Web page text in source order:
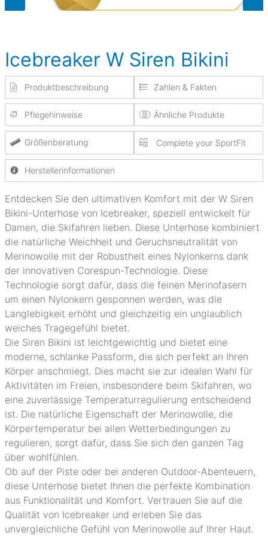
Icebreaker W Siren Bikini
Produktbeschreibung Zahlen & Fakten
Pflegehinweise Ähnliche Produkte
Größenberatung Complete your SportFit
Herstellerinformationen
Entdecken Sie den ultimativen Komfort mit der W Siren
Bikini-Unterhose von Icebreaker, speziell entwickelt für
Damen, die Skifahren lieben. Diese Unterhose kombiniert
die natürliche Weichheit und Geruchsneutralität von
Merinowolle mit der Robustheit eines Nylonkerns dank
der innovativen Corespun-Technologie. Diese
Technologie sorgt dafür, dass die feinen Merinofasern
um einen Nylonkern gesponnen werden, was die
Langlebigkeit erhöht und gleichzeitig ein unglaublich
weiches Tragegefühl bietet.
Die Siren Bikini ist leichtgewichtig und bietet eine
moderne, schlanke Passform, die sich perfekt an Ihren
Körper anschmiegt. Dies macht sie zur idealen Wahl für
Aktivitäten im Freien, insbesondere beim Skifahren, wo
eine zuverlässige Temperaturregulierung entscheidend
ist. Die natürliche Eigenschaft der Merinowolle, die
Körpertemperatur bei allen Wetterbedingungen zu
regulieren, sorgt dafür, dass Sie sich den ganzen Tag
über wohlfühlen.
Ob auf der Piste oder bei anderen Outdoor-Abenteuern,
diese Unterhose bietet Ihnen die perfekte Kombination
aus Funktionalität und Komfort. Vertrauen Sie auf die
Qualität von Icebreaker und erleben Sie das
unvergleichliche Gefühl von Merinowolle auf Ihrer Haut.